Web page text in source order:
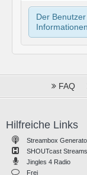
Der
FAQ
Hilfreiche Links
Streambox
SHOUTcast Streams
Jingles 4 Radio
Frei